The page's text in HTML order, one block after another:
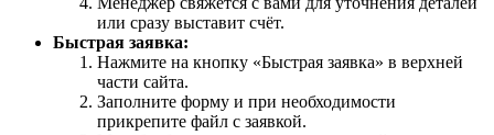
или сразу выставит счёт.
Быстрая заявка:
Нажмите на кнопку «Быстрая заявка» в верхней
части сайта.
Заполните форму и при необходимости
прикрепите файл с заявкой.